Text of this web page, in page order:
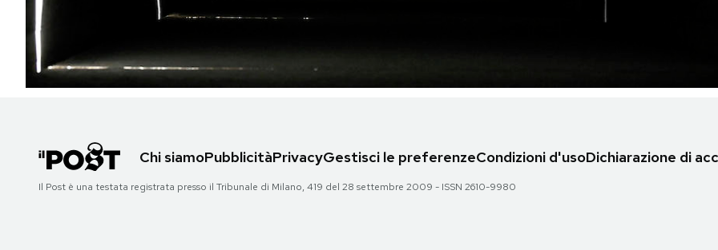
AREA PERSONALE
Chi siamoPubblicitàPrivacyGestisci le preferenzeCondizioni d'usoDichiarazione di
Il Post è una testata registrata presso il Tribunale di Milano, 419 del 28 settembre 2009 - ISSN 2610-9980